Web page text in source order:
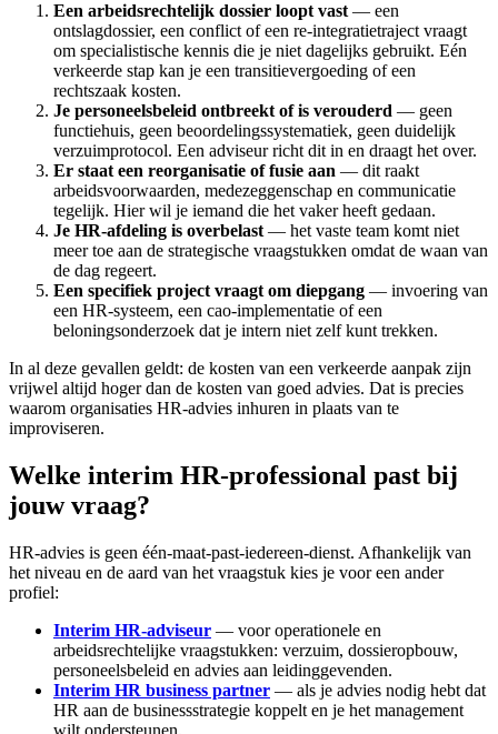
Een arbeidsrechtelijk dossier loopt vast — een
ontslagdossier, een conflict of een re-integratietraject vraagt
om specialistische kennis die je niet dagelijks gebruikt. Eén
verkeerde stap kan je een transitievergoeding of een
rechtszaak kosten.
Je personeelsbeleid ontbreekt of is verouderd — geen
functiehuis, geen beoordelingssystematiek, geen duidelijk
verzuimprotocol. Een adviseur richt dit in en draagt het over.
Er staat een reorganisatie of fusie aan — dit raakt
arbeidsvoorwaarden, medezeggenschap en communicatie
tegelijk. Hier wil je iemand die het vaker heeft gedaan.
Je HR-afdeling is overbelast — het vaste team komt niet
meer toe aan de strategische vraagstukken omdat de waan van
de dag regeert.
Een specifiek project vraagt om diepgang — invoering van
een HR-systeem, een cao-implementatie of een
beloningsonderzoek dat je intern niet zelf kunt trekken.
In al deze gevallen geldt: de kosten van een verkeerde aanpak zijn
vrijwel altijd hoger dan de kosten van goed advies. Dat is precies
waarom organisaties HR-advies inhuren in plaats van te
improviseren.
Welke interim HR-professional past bij
jouw vraag?
HR-advies is geen één-maat-past-iedereen-dienst. Afhankelijk van
het niveau en de aard van het vraagstuk kies je voor een ander
profiel:
Interim HR-adviseur — voor operationele en
arbeidsrechtelijke vraagstukken: verzuim, dossieropbouw,
personeelsbeleid en advies aan leidinggevenden.
Interim HR business partner — als je advies nodig hebt dat
HR aan de businessstrategie koppelt en je het management